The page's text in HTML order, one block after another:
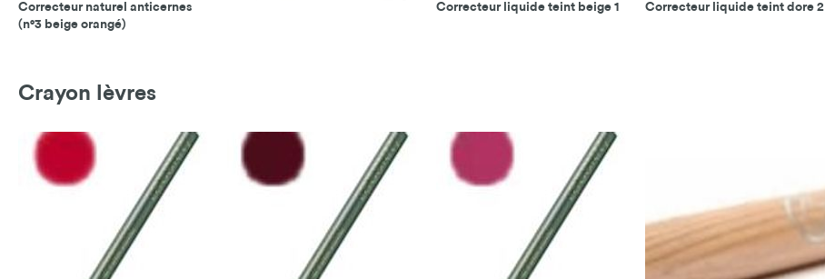
Correcteur naturel anticernes
(n°3 beige orangé)
Correcteur liquide teint beige 1 Correcteur liquide teint dore 2
Crayon lèvres